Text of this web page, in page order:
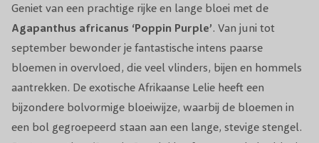
Geniet van een prachtige rijke en lange bloei met de
Agapanthus africanus ‘Poppin Purple’. Van juni tot
september bewonder je fantastische intens paarse
bloemen in overvloed, die veel vlinders, bijen en hommels
aantrekken. De exotische Afrikaanse Lelie heeft een
bijzondere bolvormige bloeiwijze, waarbij de bloemen in
een bol gegroepeerd staan aan een lange, stevige stengel.
Snoeiperiode
2x per jaar, de eerste keer in het voorjaar
en na de bloei knip je uitgebloeide
bloemstengels af.
Standplaats Zon/Halfschaduw
WinterhardheidTot -5 °C